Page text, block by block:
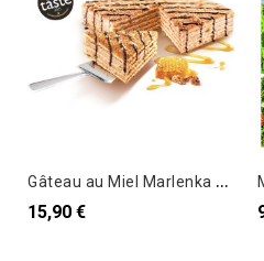
G
âteau au Miel Marlenka 800g
15,90 €